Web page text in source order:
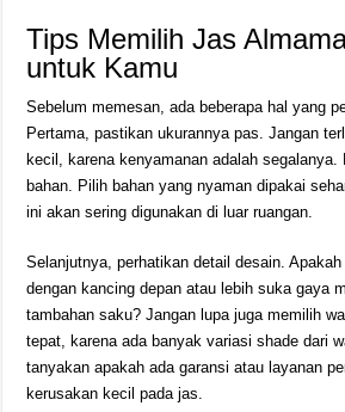
Tips Memilih Jas
untuk Kamu
Sebelum memesan, ada beberapa hal yang
Pertama, pastikan ukurannya pas. Jangan
kecil, karena kenyamanan adalah
bahan. Pilih bahan yang nyaman dipakai
ini akan sering digunakan di luar ruangan.
Selanjutnya, perhatikan detail desain.
dengan kancing depan atau lebih suka gaya
tambahan saku? Jangan lupa juga memilih
tepat, karena ada banyak variasi shade dari
tanyakan apakah ada garansi atau layanan
kerusakan kecil pada jas.